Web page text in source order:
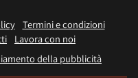
Termini e condizioni
Lavora con noi
della pubblicità